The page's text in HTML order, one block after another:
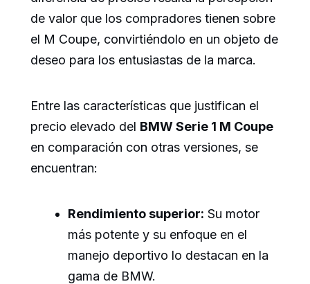
de valor que los compradores tienen sobre
el M Coupe, convirtiéndolo en un objeto de
deseo para los entusiastas de la marca.
Entre las características que justifican el
precio elevado del BMW Serie 1 M Coupe
en comparación con otras versiones, se
encuentran:
Rendimiento superior: Su motor
más potente y su enfoque en el
manejo deportivo lo destacan en la
gama de BMW.